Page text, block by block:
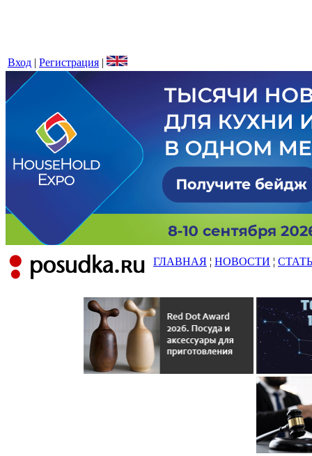
Вход | Регистрация |
ГЛАВНАЯ ¦ НОВОСТИ ¦